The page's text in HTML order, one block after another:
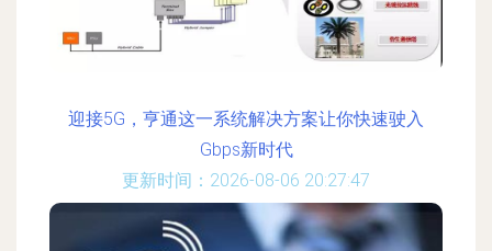
迎接5G，亨通这一系统解决方案让你快速驶入
Gbps新时代
更新时间：2026-08-06 20:27:47